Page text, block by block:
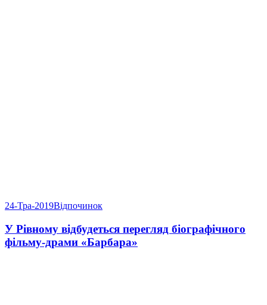
24-Тра-2019Відпочинок
У Рівному відбудеться перегляд біографічного
фільму-драми «Барбара»